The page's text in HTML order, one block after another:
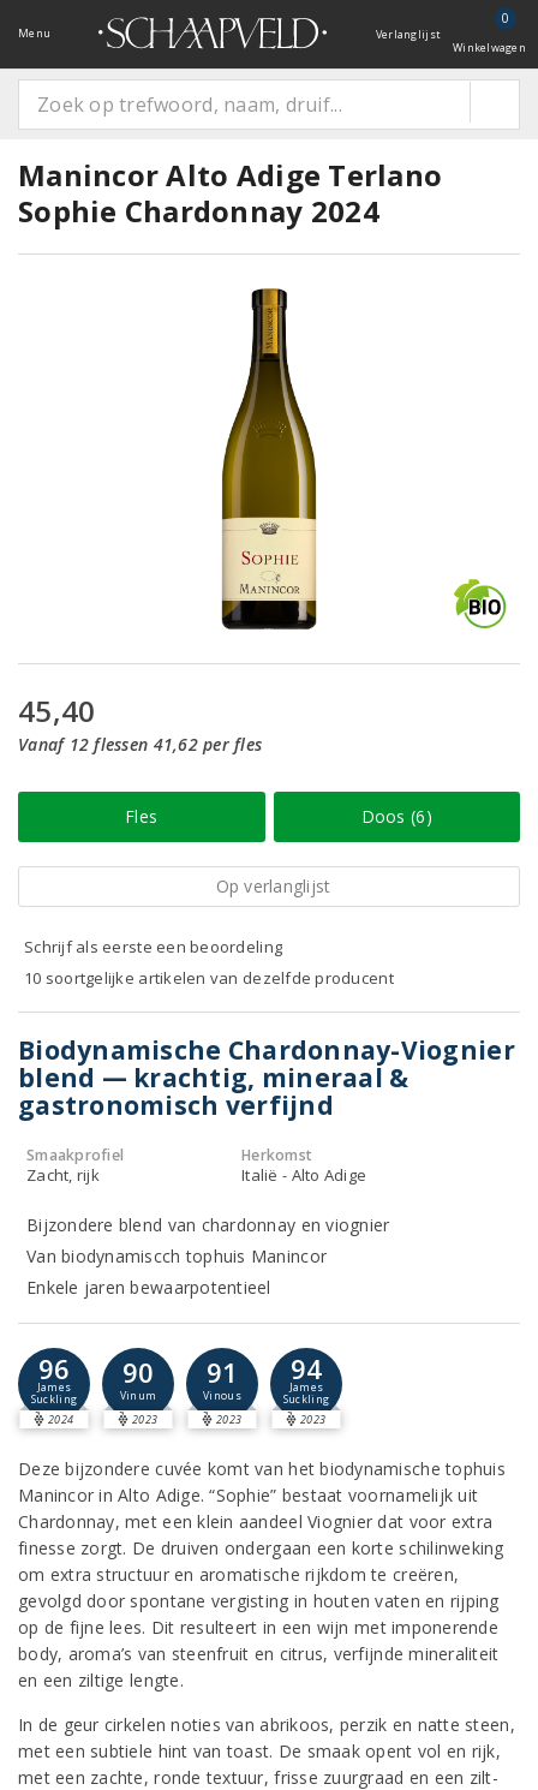
Menu Verlanglijst
0
Winkelwagen
Manincor Alto Adige Terlano
Sophie Chardonnay 2024
45,40
Vanaf 12 flessen 41,62 per fles
Fles Doos (6)
Op verlanglijst
Schrijf als eerste een beoordeling
10 soortgelijke artikelen van dezelfde producent
Biodynamische Chardonnay-Viognier
blend — krachtig, mineraal &
gastronomisch verfijnd
Smaakprofiel
Zacht, rijk
Herkomst
Italië - Alto Adige
Bijzondere blend van chardonnay en viognier
Van biodynamiscch tophuis Manincor
Enkele jaren bewaarpotentieel
96
James
Suckling
2024
90
Vinum
2023
91
Vinous
2023
94
James
Suckling
2023
Deze bijzondere cuvée komt van het biodynamische tophuis
Manincor in Alto Adige. “Sophie” bestaat voornamelijk uit
Chardonnay, met een klein aandeel Viognier dat voor extra
finesse zorgt. De druiven ondergaan een korte schilinweking
om extra structuur en aromatische rijkdom te creëren,
gevolgd door spontane vergisting in houten vaten en rijping
op de fijne lees. Dit resulteert in een wijn met imponerende
body, aroma’s van steenfruit en citrus, verfijnde mineraliteit
en een ziltige lengte.
In de geur cirkelen noties van abrikoos, perzik en natte steen,
met een subtiele hint van toast. De smaak opent vol en rijk,
met een zachte, ronde textuur, frisse zuurgraad en een zilt-